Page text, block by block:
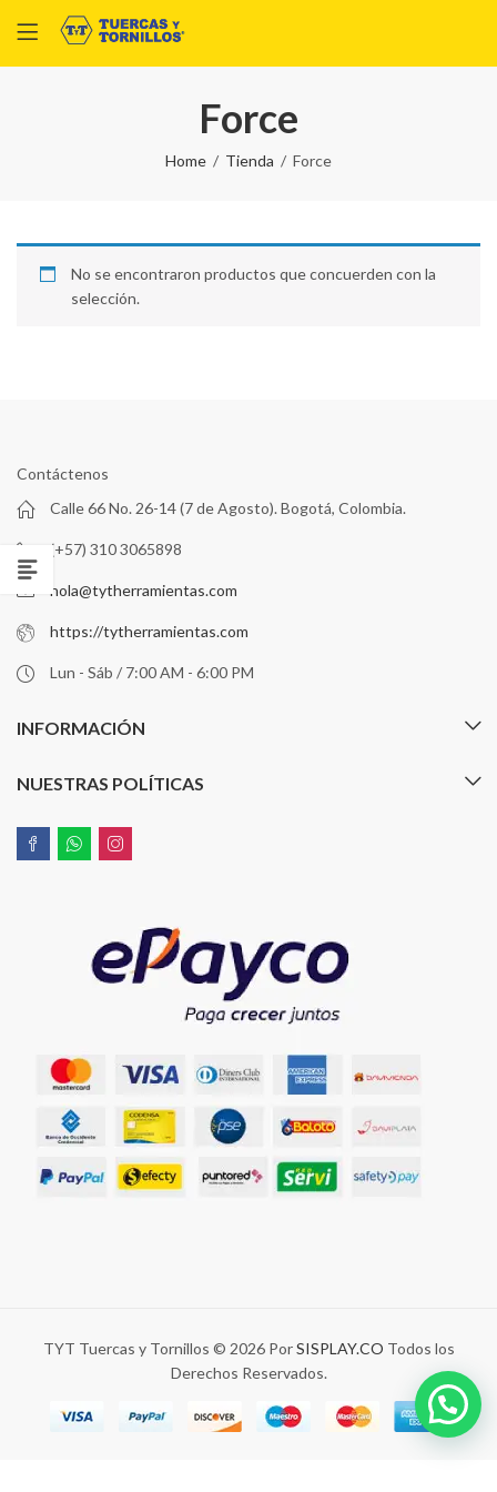
Force
Home Tienda Force
No se encontraron productos que concuerden con la
selección.
Contáctenos
Calle 66 No. 26-14 (7 de Agosto). Bogotá, Colombia.
(+57) 310 3065898
hola@tytherramientas.com
https://tytherramientas.com
Lun - Sáb / 7:00 AM - 6:00 PM
INFORMACIÓN
NUESTRAS POLÍTICAS
TYT Tuercas y Tornillos © 2026 PorSISPLAY.CO Todos los
Derechos Reservados.